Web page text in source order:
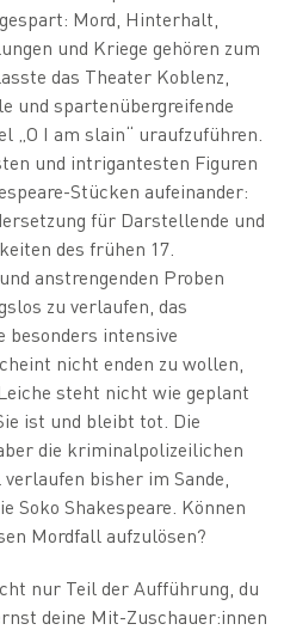
Mord, Hinterhalt,
und Kriege gehören zum
das Theater Koblenz,
und spartenübergreifende
I am slain“ uraufzuführen.
und intrigantesten Figuren
Stücken aufeinander:
für Darstellende und
des frühen 17.
anstrengenden Proben
zu verlaufen, das
intensive
nicht enden zu wollen,
steht nicht wie geplant
ist und bleibt tot. Die
die kriminalpolizeilichen
bisher im Sande,
Soko Shakespeare. Können
Mordfall aufzulösen?
nur Teil der Aufführung, du
deine Mit-Zuschauer:innen